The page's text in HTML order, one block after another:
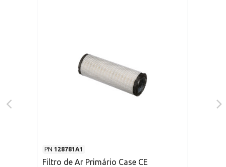
PN 128781A1
Filtro de Ar Primário Case CE